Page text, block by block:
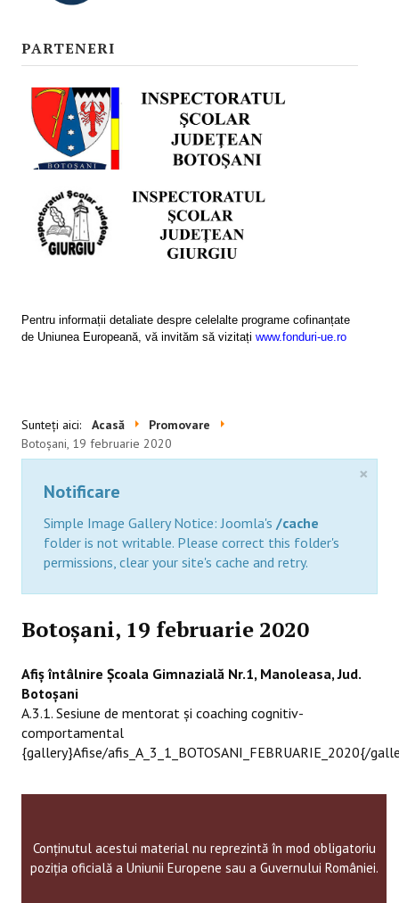
SESIUNI ONLINE
CONTACT
PARTENERI
Pentru informații detaliate despre celelalte programe cofinanțate
de Uniunea Europeană, vă invităm să vizitați www.fonduri-ue.ro
Sunteți aici: Acasă
Promovare
Botoșani, 19 februarie 2020
×
Notificare
Simple Image Gallery Notice: Joomla's /cache
folder is not writable. Please correct this folder's
permissions, clear your site's cache and retry.
Botoșani, 19 februarie 2020
Afiş întâlnire Şcoala Gimnazială Nr.1, Manoleasa, Jud.
Botoşani
A.3.1. Sesiune de mentorat și coaching cognitiv-
comportamental
{gallery}Afise/afis_A_3_1_BOTOSANI_FEBRUARIE_2020{/
Conținutul acestui material nu reprezintă în mod obligatoriu
poziția oficială a Uniunii Europene sau a Guvernului României.